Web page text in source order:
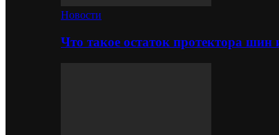
Новости
Что такое остаток протектора шин